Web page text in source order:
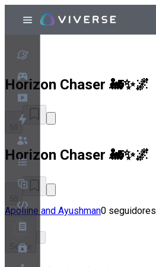
Horizon Chaser 🚂✨🌌
Horizon Chaser 🚂✨🌌
Apolline and Ayushman0 seguidores
Seguir